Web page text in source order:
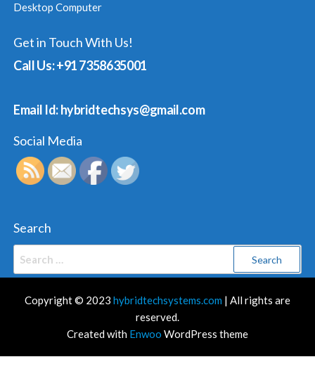
Desktop Computer
Get in Touch With Us!
Call Us: +91 7358635001
Email Id: hybridtechsys@gmail.com
Social Media
Search
Copyright © 2023 hybridtechsystems.com | All rights are
reserved.
Created with Enwoo WordPress theme